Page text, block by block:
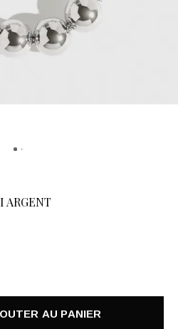
ARGENT
AU PANIER